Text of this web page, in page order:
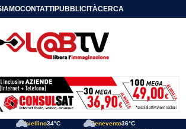
CONTATTIPUBBLICITÀCERCA
Avellino34°C Benevento36°C